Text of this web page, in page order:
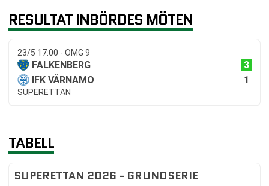
RESULTAT INBÖRDES MÖTEN
23/5 17:00 - OMG 9
FALKENBERG
3
IFK VÄRNAMO
1
SUPERETTAN
TABELL
SUPERETTAN 2026 - GRUNDSERIE